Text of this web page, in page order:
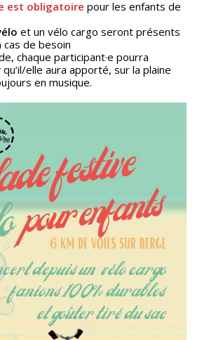
est obligatoire pour les enfants de
et un vélo cargo seront présents
de besoin
chaque participant·e pourra
qu’il/elle aura apporté, sur la plaine
en musique.